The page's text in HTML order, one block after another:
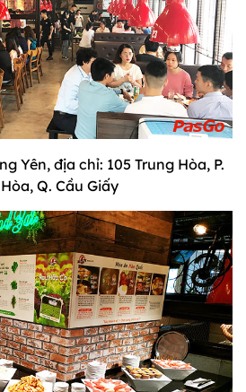
Yên, địa chỉ: 105 Trung Hòa, P.
Q. Cầu Giấy